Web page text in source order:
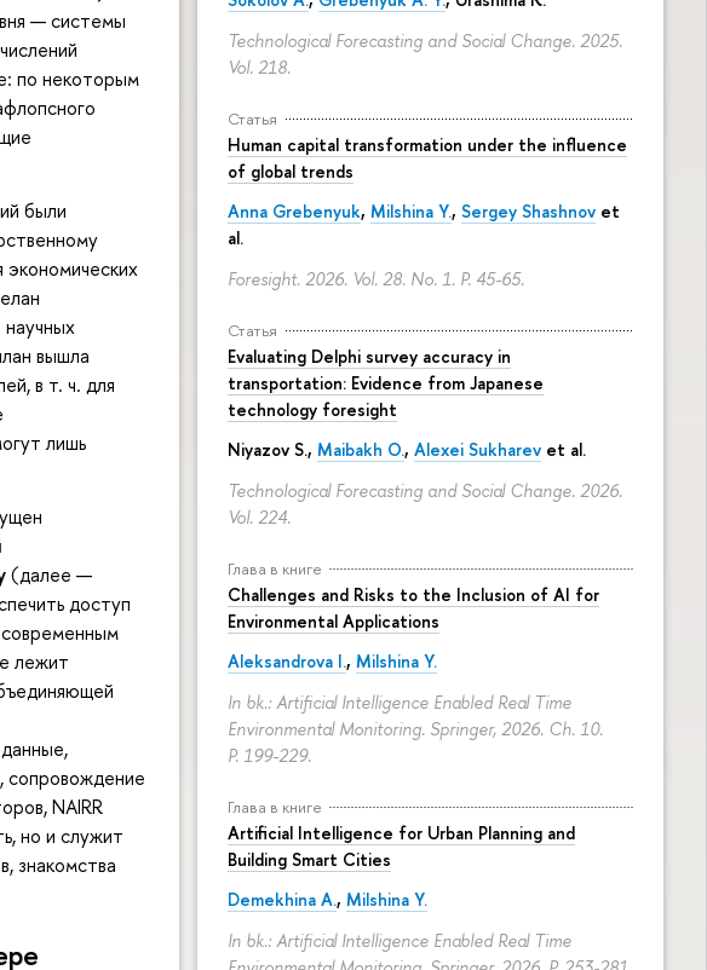
Technological Forecasting and Social Change. 2025.
Vol. 218.
Статья
Human capital transformation under the influence
of global trends
Anna Grebenyuk, Milshina Y., Sergey Shashnov et
al.
Foresight. 2026. Vol. 28. No. 1. P. 45-65.
Статья
Evaluating Delphi survey accuracy in
transportation: Evidence from Japanese
technology foresight
Niyazov S., Maibakh O., Alexei Sukharev et al.
Technological Forecasting and Social Change. 2026.
Vol. 224.
Глава в книге
Challenges and Risks to the Inclusion of AI for
Environmental Applications
Aleksandrova I., Milshina Y.
In bk.: Artificial Intelligence Enabled Real Time
Environmental Monitoring. Springer, 2026. Ch. 10.
P. 199-229.
Глава в книге
Artificial Intelligence for Urban Planning and
Building Smart Cities
Demekhina A., Milshina Y.
In bk.: Artificial Intelligence Enabled Real Time
— системы
по некоторым
были
вышла
в т. ч. для
лишь
(далее —
доступ
лежит
сопровождение
NAIRR
но и служит
знакомства